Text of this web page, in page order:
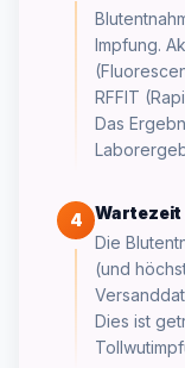
Impfung.
RFFIT
Das
4
Wartezeit
Die
(und
Dies ist